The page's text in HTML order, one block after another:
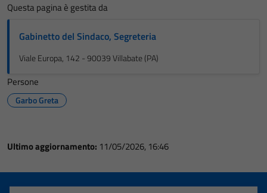
Questa pagina è gestita da
Gabinetto del Sindaco, Segreteria
Viale Europa, 142 - 90039 Villabate (PA)
Persone
Garbo Greta
Ultimo aggiornamento: 11/05/2026, 16:46